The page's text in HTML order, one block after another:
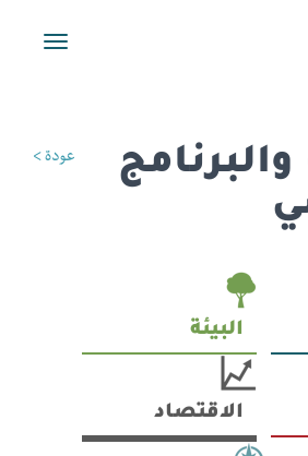
Toggle
عودة >
البيئة
الاقتصاد